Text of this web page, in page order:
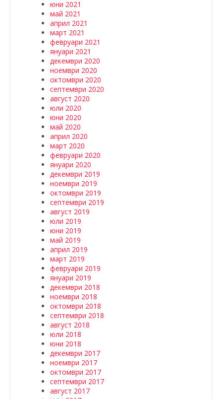
юни 2021
май 2021
април 2021
март 2021
февруари 2021
януари 2021
декември 2020
ноември 2020
октомври 2020
септември 2020
август 2020
юли 2020
юни 2020
май 2020
април 2020
март 2020
февруари 2020
януари 2020
декември 2019
ноември 2019
октомври 2019
септември 2019
август 2019
юли 2019
юни 2019
май 2019
април 2019
март 2019
февруари 2019
януари 2019
декември 2018
ноември 2018
октомври 2018
септември 2018
август 2018
юли 2018
юни 2018
декември 2017
ноември 2017
октомври 2017
септември 2017
август 2017